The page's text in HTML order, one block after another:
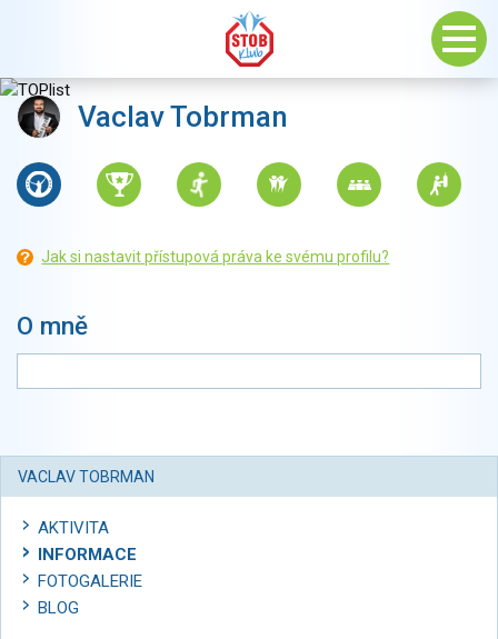
Vaclav Tobrman
Jak si nastavit přístupová práva ke svému profilu?
O mně
VACLAV TOBRMAN
AKTIVITA
INFORMACE
FOTOGALERIE
BLOG